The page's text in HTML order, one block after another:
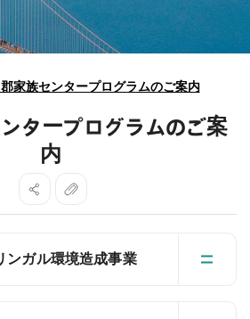
家族センタープログラムのご案内
タープログラムのご案
内
ンガル環境造成事業